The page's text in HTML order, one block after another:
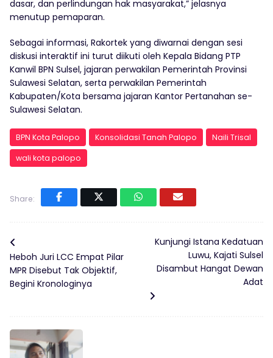
dasar, dan perlindungan hak masyarakat,” jelasnya
menutup pemaparan.
Sebagai informasi, Rakortek yang diwarnai dengan sesi
diskusi interaktif ini turut diikuti oleh Kepala Bidang PTP
Kanwil BPN Sulsel, jajaran perwakilan Pemerintah Provinsi
Sulawesi Selatan, serta perwakilan Pemerintah
Kabupaten/Kota bersama jajaran Kantor Pertanahan se-
Sulawesi Selatan.
BPN Kota Palopo Konsolidasi Tanah Palopo
Naili Trisal
wali kota palopo
Share:
Heboh Juri LCC Empat Pilar
MPR Disebut Tak Objektif,
Begini Kronologinya
Kunjungi Istana Kedatuan
Luwu, Kajati Sulsel
Disambut Hangat Dewan
Adat